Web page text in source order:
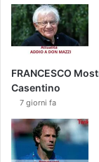
FRANCESCO
Casentino
7 giorni fa